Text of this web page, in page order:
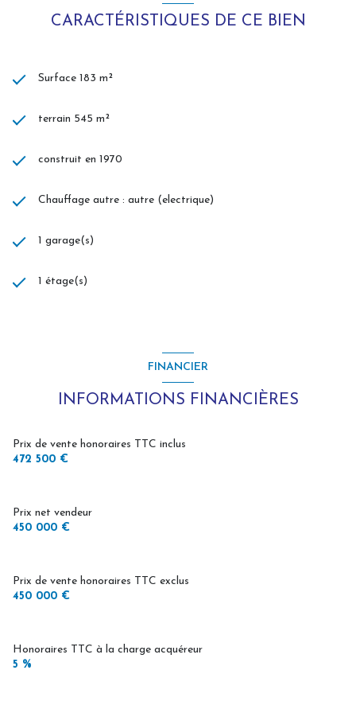
Votre conseiller FM IMMOBILIER - Conseils & Expertise - : Sarah
VALLART
RCP Allianz
CARACTÉRISTIQUES DE CE BIEN
Surface 183 m²
terrain 545 m²
construit en 1970
Chauffage autre : autre (electrique)
1 garage(s)
1 étage(s)
FINANCIER
INFORMATIONS FINANCIÈRES
Prix de vente honoraires TTC inclus
472 500 €
Prix net vendeur
450 000 €
Prix de vente honoraires TTC exclus
450 000 €
Honoraires TTC à la charge acquéreur
5 %